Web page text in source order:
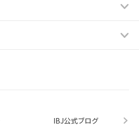
IBJ公式ブログ